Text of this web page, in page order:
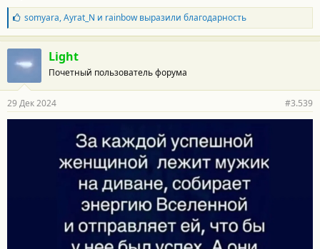
Б
л
а
г
о
д
а
н
о
somyara,Ayrat_N и rainbowвыразили благодарность
Light
Почетный пользователь форума
29 Дек 2024 #3.539